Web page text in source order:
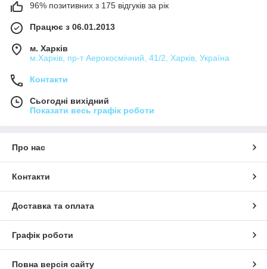
96% позитивних з 175 відгуків за рік
Працює з 06.01.2013
м. Харків
м.Харків, пр-т Аерокосмічний, 41/2, Харків, Україна
Контакти
Сьогодні вихідний
Показати весь графік роботи
Про нас
Контакти
Доставка та оплата
Графік роботи
Повна версія сайту